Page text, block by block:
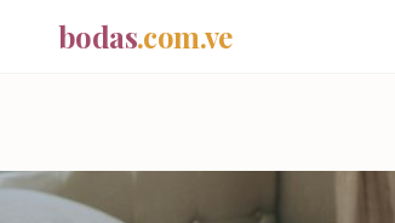
bodas.com.ve